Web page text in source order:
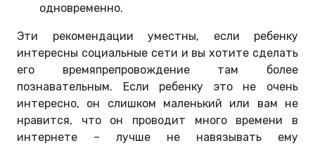
одновременно.
Эти рекомендации уместны, если ребенку
интересны социальные сети и вы хотите сделать
его времяпрепровождение там более
познавательным. Если ребенку это не очень
интересно, он слишком маленький или вам не
нравится, что он проводит много времени в
интернете – лучше не навязывать ему